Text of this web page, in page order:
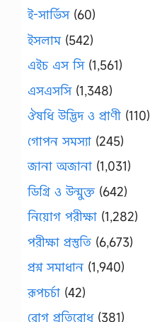
ই-সার্ভিস(60)
ইসলাম(542)
এইচ এস সি(1,561)
এসএসসি(1,348)
ঔষধি উদ্ভিদ ও প্রাণী (110)
গোপন সমস্যা (245)
জানা অজানা (1,031)
ডিগ্রি ও উন্মুক্ত (642)
নিয়োগ পরীক্ষা (1,282)
পরীক্ষা প্রস্তুতি (6,673)
প্রশ্ন সমাধান (1,940)
রূপচর্চা (42)
রোগ প্রতিরোধ(381)